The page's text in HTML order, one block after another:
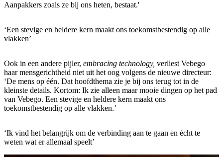
Aanpakkers zoals ze bij ons heten, bestaat.'
‘Een stevige en heldere kern maakt ons toekomstbestendig op alle
vlakken’
Ook in een andere pijler, embracing technology, verliest Vebego
haar mensgerichtheid niet uit het oog volgens de nieuwe directeur:
‘De mens op één. Dat hoofdthema zie je bij ons terug tot in de
kleinste details. Kortom: Ik zie alleen maar mooie dingen op het pad
van Vebego. Een stevige en heldere kern maakt ons
toekomstbestendig op alle vlakken.’
‘Ik vind het belangrijk om de verbinding aan te gaan en écht te
weten wat er allemaal speelt’